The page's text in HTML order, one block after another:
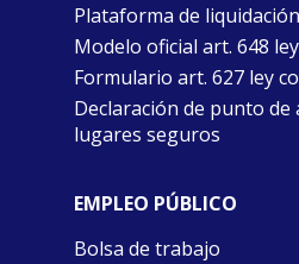
Plataforma de
Modelo oficial art. 648
Formulario art. 627 ley
Declaración de punto de
lugares seguros
EMPLEO PÚBLICO
Bolsa de trabajo